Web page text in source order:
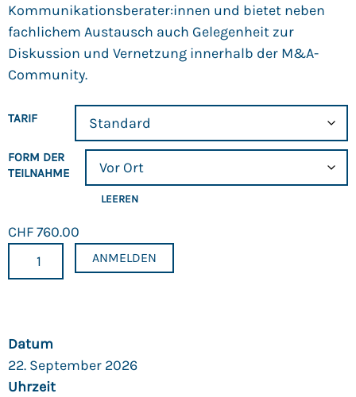
Datum
22. September 2026
Uhrzeit
Kommunikationsberater:innen und bietet neben
fachlichem Austausch auch Gelegenheit zur
Diskussion und Vernetzung innerhalb der M&A-
Community.
TARIF
FORM DER
TEILNAHME
LEEREN
CHF760.00
ANMELDEN